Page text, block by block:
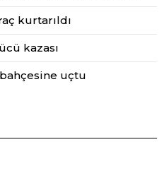
kurtarıldı
kazası
bahçesine uçtu